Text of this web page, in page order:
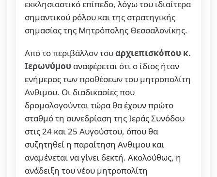
εκκλησιαστικό επίπεδο, λόγω του ιδιαίτερα
σημαντικού ρόλου και της στρατηγικής
σημασίας της Μητρόπολης Θεσσαλονίκης.
Από το περιβάλλον τουαρχιεπισκόπου κ.
Ιερωνύμου αναφέρεται ότι ο ίδιος ήταν
ενήμερος των προθέσεων του μητροπολίτη
Ανθιμου. Οι διαδικασίες που
δρομολογούνται τώρα θα έχουν πρώτο
σταθμό τη συνεδρίαση της Ιεράς Συνόδου
στις 24 και 25 Αυγούστου, όπου θα
συζητηθεί η παραίτηση Ανθιμου και
αναμένεται να γίνει δεκτή. Ακολούθως, η
ανάδειξη του νέου μητροπολίτη